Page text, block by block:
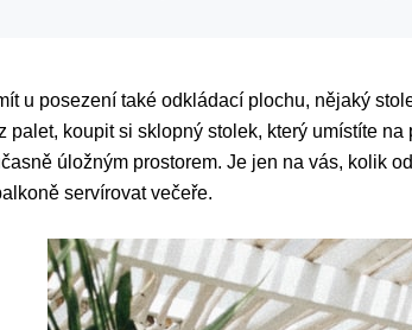
u posezení také odkládací plochu, nějaký
palet, koupit si sklopný stolek, který umístíte
úložným prostorem. Je jen na vás, kolik
servírovat večeře.